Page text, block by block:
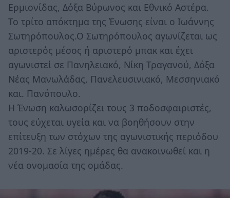
Ερμιονίδας, Δόξα Βύρωνος και Εθνικό Αστέρα.
Το τρίτο απόκτημα της Ένωσης είναι ο Ιωάννης
Σωτηρόπουλος.Ο Σωτηρόπουλος αγωνίζεται ως
αριστερός μέσος ή αριστερό μπακ και έχει
αγωνιστεί σε Πανηλειακό, Νίκη Τραγανού, Δόξα
Νέας Μανωλάδας, Πανελευσινιακό, Μεσσηνιακό
και. Πανόπουλο.
Η Ένωση καλωσορίζει τους 3 ποδοσφαιριστές,
τους εύχεται υγεία και να βοηθήσουν στην
επίτευξη των στόχων της αγωνιστικής περιόδου
2019-20. Σε λίγες ημέρες θα ανακοινωθεί και η
νέα ονομασία της ομάδας.